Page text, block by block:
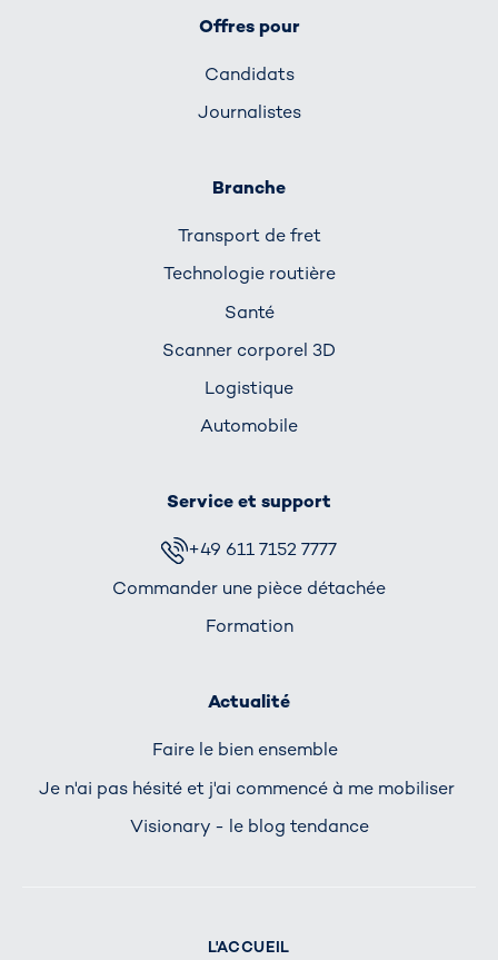
Offres pour
Candidats
Journalistes
Branche
Transport de fret
Technologie routière
Santé
Scanner corporel 3D
Logistique
Automobile
Service et support
+49 611 7152 7777
Commander une pièce détachée
Formation
Actualité
Faire le bien ensemble
Je n'ai pas hésité et j'ai commencé à me mobiliser
Visionary - le blog tendance
L'ACCUEIL